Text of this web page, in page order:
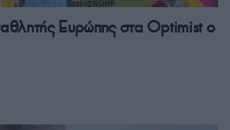
Ευρώπης στα Optimist ο